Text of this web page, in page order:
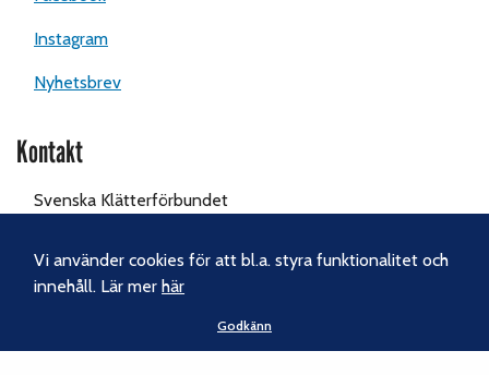
Instagram
Nyhetsbrev
Kontakt
Svenska Klätterförbundet
116 65 Stockholm
Tel:070-238 69 46
kansliet@klatterforbundet.rf.se
Vi använder cookies för att bl.a. styra funktionalitet och
innehåll. Lär merhär
Godkänn